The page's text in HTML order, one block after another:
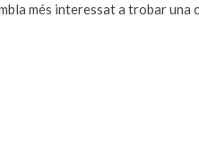
més interessat a trobar una